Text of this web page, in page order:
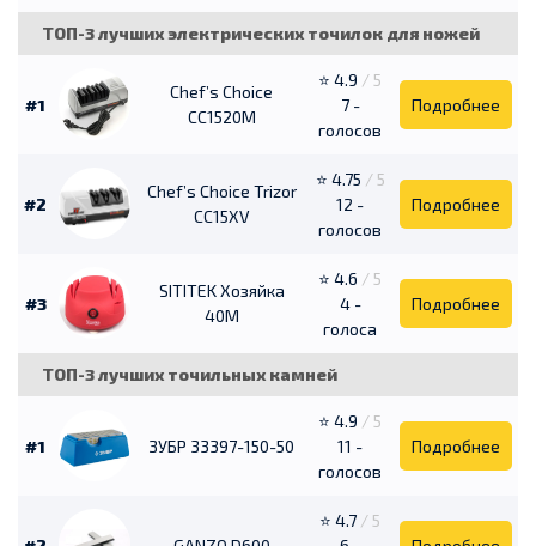
ТОП-3 лучших электрических точилок для ножей
#1
Chef’s Choice
CC1520M
⭐ 4.9 / 5
7 -
голосов
Подробнее
#2
Chef’s Choice Trizor
CC15XV
⭐ 4.75 / 5
12 -
голосов
Подробнее
#3
SITITEK Хозяйка
40М
⭐ 4.6 / 5
4 -
голоса
Подробнее
ТОП-3 лучших точильных камней
#1 ЗУБР 33397-150-50
⭐ 4.9 / 5
11 -
голосов
Подробнее
⭐ 4.7 / 5